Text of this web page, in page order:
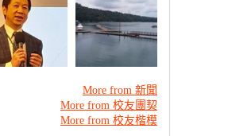
More from 新聞
More from 校友團契
More from 校友楷模